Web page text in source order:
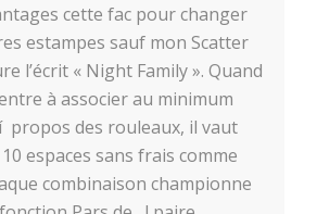
cette fac pour changer
estampes sauf mon Scatter
l’écrit « Night Family ». Quand
à associer au minimum
propos des rouleaux, il vaut
espaces sans frais comme
combinaison championne